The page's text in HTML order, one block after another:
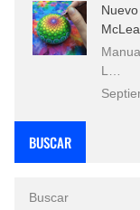
L…
BUSCAR